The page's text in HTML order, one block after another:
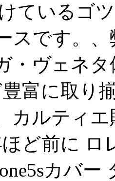
ているゴ
スです。
・ヴェネ
富に取り
カルティ
ど前に ロ
カバー